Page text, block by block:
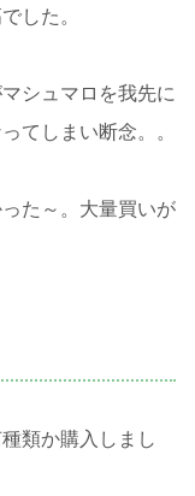
した。
シュマロを我先に
てしまい断念。。
た～。大量買いが
類か購入しまし